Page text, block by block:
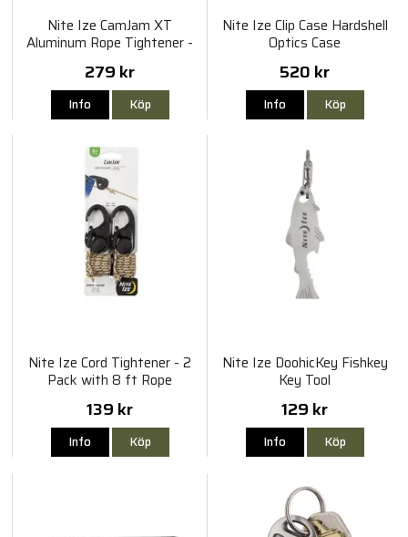
Nite Ize CamJam XT
Aluminum Rope Tightener -
Large
279 kr
Info Köp
Nite Ize Clip Case Hardshell
Optics Case
520 kr
Info Köp
Nite Ize Cord Tightener - 2
Pack with 8 ft Rope
139 kr
Info Köp
Nite Ize DoohicKey Fishkey
Key Tool
129 kr
Info Köp